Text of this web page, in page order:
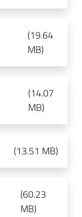
(19.64
MB)
(14.07
MB)
(13.51 MB)
(60.23
MB)